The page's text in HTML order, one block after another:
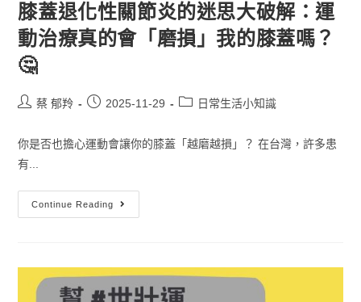
膝蓋退化性關節炎的迷思大破解：運
動治療真的會「磨損」我的膝蓋嗎？
🤔
蔡 郁羚 2025-11-29 日常生活小知識
你是否也擔心運動會讓你的膝蓋「越磨越損」？ 在台灣，許多患
有...
Continue Reading